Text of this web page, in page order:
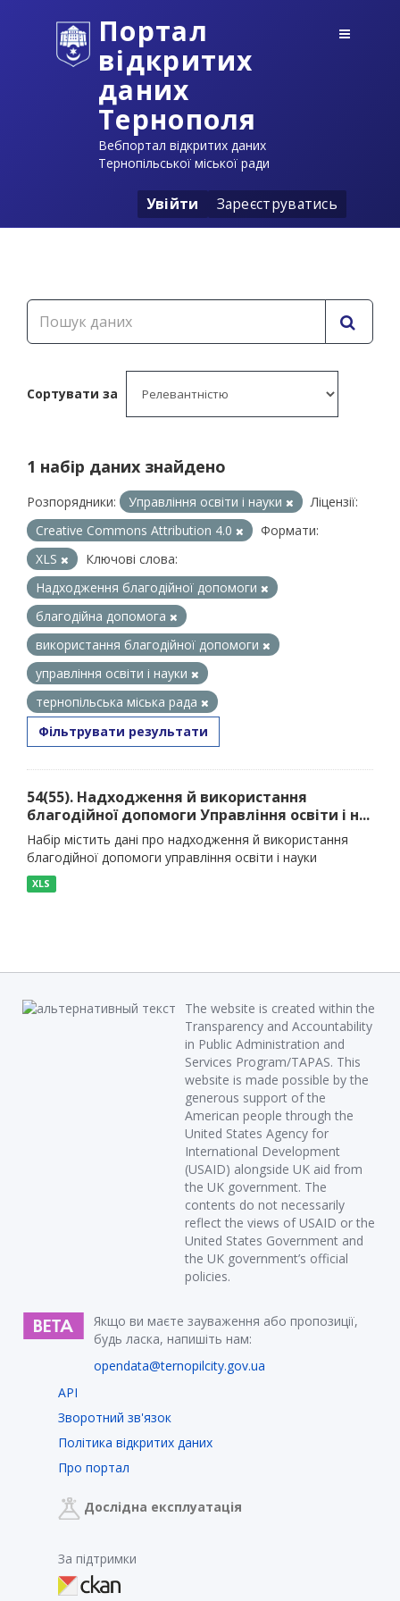
Портал
відкритих
даних
Тернополя
Вебпортал відкритих даних
Тернопільської міської ради
Увійти Зареєструватись
Сортувати за
1 набір даних знайдено
Розпорядники: Управління освіти і науки
Ліцензії:
Creative Commons Attribution 4.0
Формати:
XLS
Ключові слова:
Надходження благодійної допомоги
благодійна допомога
використання благодійної допомоги
управління освіти і науки
тернопільська міська рада
Фільтрувати результати
54(55). Надходження й використання
благодійної допомоги Управління освіти і н...
Набір містить дані про надходження й використання
благодійної допомоги управління освіти і науки
XLS
The website is created within the
Transparency and Accountability
in Public Administration and
Services Program/TAPAS. This
website is made possible by the
generous support of the
American people through the
United States Agency for
International Development
(USAID) alongside UK aid from
the UK government. The
contents do not necessarily
reflect the views of USAID or the
United States Government and
the UK government’s official
policies.
Якщо ви маєте зауваження або пропозиції,
будь ласка, напишіть нам:
opendata@ternopilcity.gov.ua
API
Зворотний зв'язок
Політика відкритих даних
Про портал
Дослідна експлуатація
За підтримки